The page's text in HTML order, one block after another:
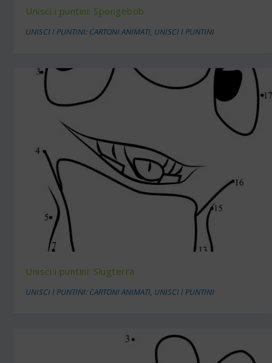
Unisci i puntini: Spongebob
UNISCI I PUNTINI: CARTONI ANIMATI, UNISCI I PUNTINI
Unisci i puntini: Slugterra
UNISCI I PUNTINI: CARTONI ANIMATI, UNISCI I PUNTINI